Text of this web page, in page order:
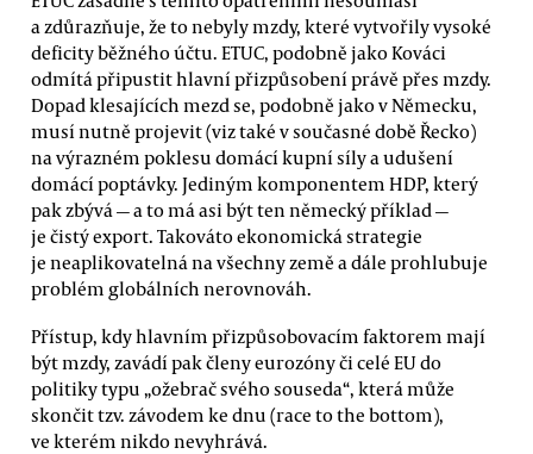
a zdůrazňuje, že to nebyly mzdy, které vytvořily vysoké
deficity běžného účtu. ETUC, podobně jako Kováci
odmítá připustit hlavní přizpůsobení právě přes mzdy.
Dopad klesajících mezd se, podobně jako v Německu,
musí nutně projevit (viz také v současné době Řecko)
na výrazném poklesu domácí kupní síly a udušení
domácí poptávky. Jediným komponentem HDP, který
pak zbývá — a to má asi být ten německý příklad —
je čistý export. Takováto ekonomická strategie
je neaplikovatelná na všechny země a dále prohlubuje
problém globálních nerovnováh.
Přístup, kdy hlavním přizpůsobovacím faktorem mají
být mzdy, zavádí pak členy eurozóny či celé EU do
politiky typu „ožebrač svého souseda“, která může
skončit tzv. závodem ke dnu (race to the bottom),
ve kterém nikdo nevyhrává.